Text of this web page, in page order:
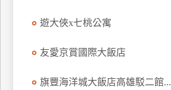
遊大俠x七桃公寓
友愛京賞國際大飯店
旗豐海洋城大飯店高雄駁二館...